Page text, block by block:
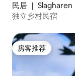
民居 ｜ Slagharen
独立乡村民宿
房客推荐
房客推荐